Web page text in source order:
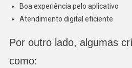
Boa experiência pelo aplicativo
Atendimento digital eficiente
Por outro lado, algumas
como: